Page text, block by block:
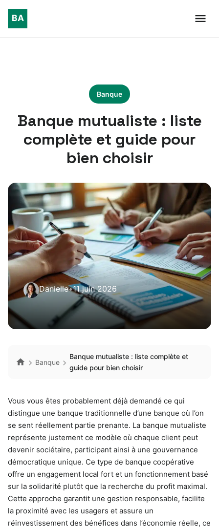
Banque
Banque mutualiste : liste
complète et guide pour
bien choisir
Danielle•11 juin 2026
Banque
Banque mutualiste : liste complète et
guide pour bien choisir
Vous vous êtes probablement déjà demandé ce qui
distingue une banque traditionnelle d’une banque où l’on
se sent réellement partie prenante. La banque mutualiste
représente justement ce modèle où chaque client peut
devenir sociétaire, participant ainsi à une gouvernance
démocratique unique. Ce type de banque coopérative
offre un engagement local fort et un fonctionnement basé
sur la solidarité plutôt que la recherche du profit maximal.
Cette approche garantit une gestion responsable, facilite
la proximité avec les usagers et assure un
réinvestissement des bénéfices dans l’économie réelle, ce